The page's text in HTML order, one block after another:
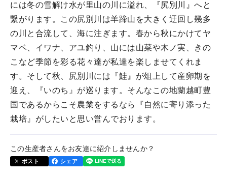
には冬の雪解け水が里山の川に溢れ、『尻別川』へと
繋がります。この尻別川は羊蹄山を大きく迂回し幾多
の川と合流して、海に注ぎます。春から秋にかけてヤ
マベ、イワナ、アユ釣り、山には山菜や木ノ実、きの
こなど季節を彩る花々達が私達を楽しませてくれま
す。そして秋、尻別川には『鮭』が俎上して産卵期を
迎え、『いのち』が巡ります。そんなこの地蘭越町豊
国であるからこそ農業をするなら『自然に寄り添った
栽培』がしたいと思い営んでおります。
この生産者さんをお友達に紹介しませんか？
ポスト シェア